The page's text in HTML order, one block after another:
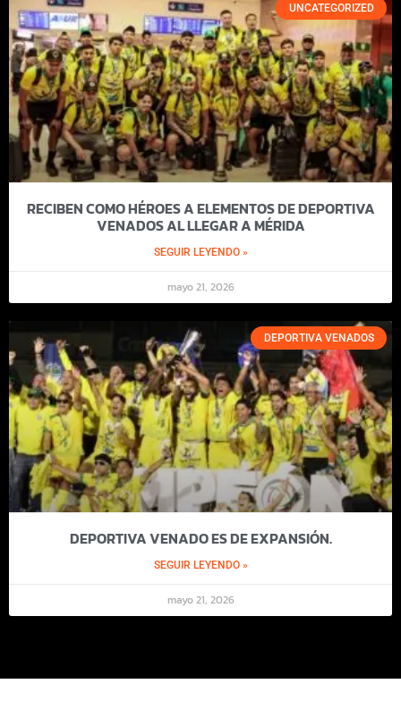
UNCATEGORIZED
RECIBEN COMO HÉROES A ELEMENTOS DE DEPORTIVA
VENADOS AL LLEGAR A MÉRIDA
SEGUIR LEYENDO »
mayo 21, 2026
DEPORTIVA VENADOS
DEPORTIVA VENADO ES DE EXPANSIÓN.
SEGUIR LEYENDO »
mayo 21, 2026